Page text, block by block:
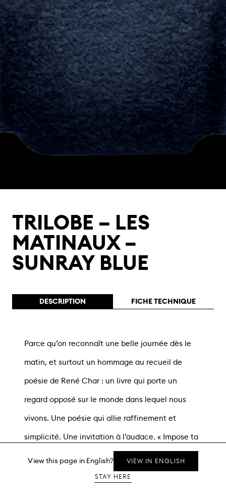
TRILOBE – LES
MATINAUX –
SUNRAY BLUE
DESCRIPTION FICHE TECHNIQUE
Parce qu’on reconnaît une belle journée dès le
matin, et surtout un hommage au recueil de
poésie de René Char : un livre qui porte un
regard opposé sur le monde dans lequel nous
vivons. Une poésie qui allie raffinement et
simplicité. Une invitation à l’audace. « Impose ta
chance, embrasse ton bonheur et va au travers
de tes risques : en te regardant, ils s’y
View this page in English? VIEW IN ENGLISH
STAY HERE